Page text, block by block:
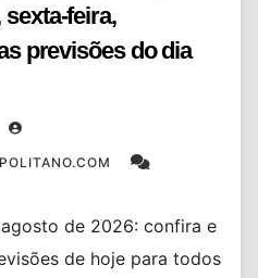
feira,
previsões do dia
de 2026: confira e
de hoje para todos